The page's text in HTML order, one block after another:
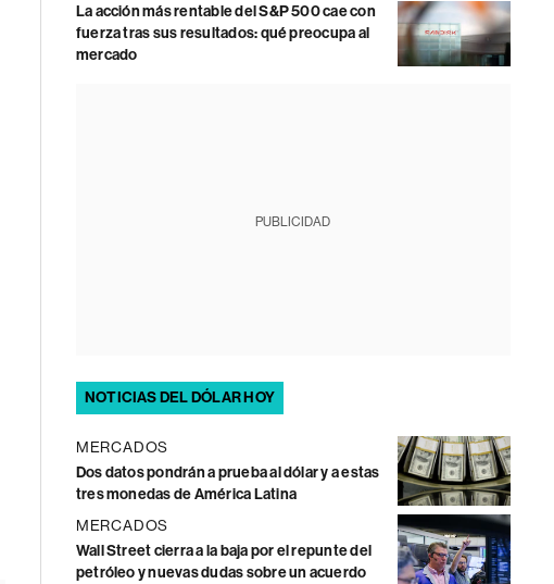
La acción más rentable del S&P 500 cae con
fuerza tras sus resultados: qué preocupa al
mercado
PUBLICIDAD
NOTICIAS DEL DÓLAR HOY
MERCADOS
Dos datos pondrán a prueba al dólar y a estas
tres monedas de América Latina
MERCADOS
Wall Street cierra a la baja por el repunte del
petróleo y nuevas dudas sobre un acuerdo